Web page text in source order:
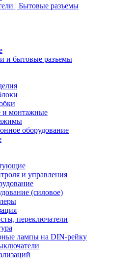
| Бытовые разъемы
и бытовые разъемы
и монтажные
оборудование
и управления
(силовое)
переключатели
лампы на DIN-рейку